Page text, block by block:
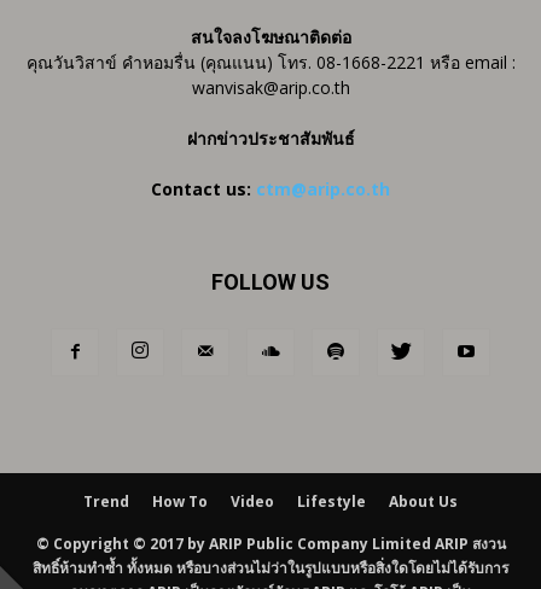
สนใจลงโฆษณาติดต่อ
คุณวันวิสาข์ คำหอมรื่น (คุณแนน) โทร. 08-1668-2221 หรือ email :
wanvisak@arip.co.th
ฝากข่าวประชาสัมพันธ์
Contact us: ctm@arip.co.th
FOLLOW US
Trend How To Video Lifestyle About Us
© Copyright © 2017 by ARIP Public Company Limited ARIP สงวน
สิทธิ์ห้ามทำซ้ำ ทั้งหมด หรือบางส่วนไม่ว่าในรูปแบบหรือสิ่งใดโดยไม่ได้รับการ